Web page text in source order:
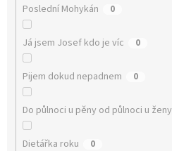
Poslední Mohykán 0
Já jsem Josef kdo je víc 0
Pijem dokud nepadnem 0
Do půlnoci u pěny od půlnoci u ženy
Dietářka roku 0